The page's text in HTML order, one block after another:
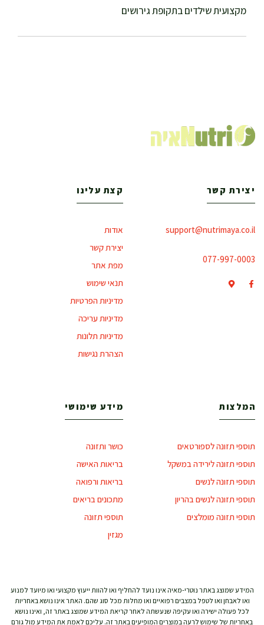
מקצועית שילדים בתקופת גירושים
יצירת קשר
support@nutrimaya.co.il
077-997-0003
קצת עלינו
אודות
יצירת קשר
מפת אתר
תנאי שימוש
מדיניות הפרטיות
מדיניות עריכה
מדיניות תלונות
הצהרת נגישות
המלצות
תוספי תזונה לספורטאים
תוספי תזונה לירידה במשקל
תוספי תזונה לנשים
תוספי תזונה לנשים בהריון
תוספי תזונה מומלצים
מידע שימושי
כושר ותזונה
בריאות האישה
בריאות ורפואה
מתכונים בריאים
תוספי תזונה
מגזין
המידע שמוצג באתר נוטרי-מאיה אינו נועד להחליף ואו להוות ייעוץ מקצועי ואו מיועד למנוע
ואו לאבחן ואו לטפל במצבים רפואיים ואו מחלות מכל סוג שהם. האתר אינו נושא באחריות
לכל פעולה ישירה ואו עקיפה שנעשתה לאחר קריאת המידע שמוצג באתר זה, ואינו נושא
באחריות של שימוש לרעה במוצרים המופיעים באתר זה. עליכם לאמת את המידע מול גורם